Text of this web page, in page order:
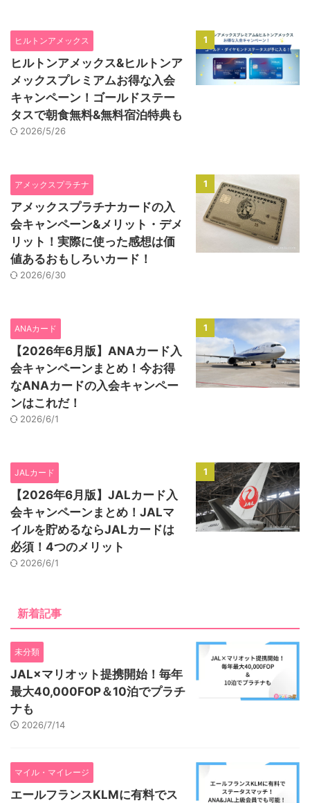
1
ヒルトンアメックス
ヒルトンアメックス&ヒルトンア
メックスプレミアムお得な入会
キャンペーン！ゴールドステー
タスで朝食無料&無料宿泊特典も
2026/5/26
1
アメックスプラチナ
アメックスプラチナカードの入
会キャンペーン&メリット・デメ
リット！実際に使った感想は価
値あるおもしろいカード！
2026/6/30
1
ANAカード
【2026年6月版】ANAカード入
会キャンペーンまとめ！今お得
なANAカードの入会キャンペー
ンはこれだ！
2026/6/1
1
JALカード
【2026年6月版】JALカード入
会キャンペーンまとめ！JALマ
イルを貯めるならJALカードは
必須！4つのメリット
2026/6/1
新着記事
未分類
JAL×マリオット提携開始！毎年
最大40,000FOP＆10泊でプラチ
ナも
2026/7/14
マイル・マイレージ
エールフランスKLMに有料でス